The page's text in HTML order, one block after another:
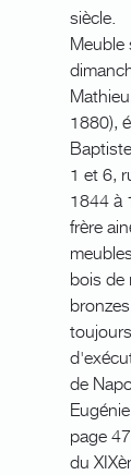
siècle.
Meuble
1880),
1 et 6,
1844 à
frère
bois de
de
page
du